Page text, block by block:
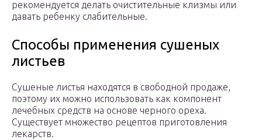
рекомендуется делать очистительные клизмы или
давать ребенку слабительные.
Способы применения сушеных
листьев
Сушеные листья находятся в свободной продаже,
поэтому их можно использовать как компонент
лечебных средств на основе черного ореха.
Существует множество рецептов приготовления
лекарств.